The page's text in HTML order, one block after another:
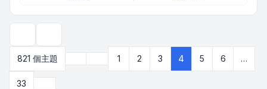
821 個主題
第4頁 (共 33 頁)
上一頁1 2 3 4 5 6 …
33